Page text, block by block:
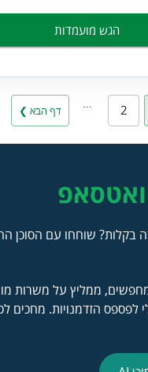
הגש מועמדות
2 דף הבא ❯
בקלות? שוחחו עם הסוכן
ממליץ על משרות
לפספס הזדמנויות. מחכים